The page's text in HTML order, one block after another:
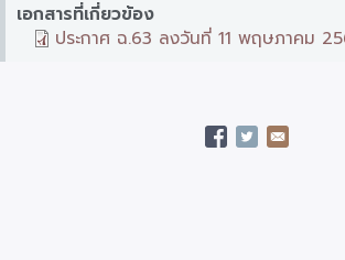
เอกสารที่เกี่ยวข้อง
ประกาศ ฉ.63 ลงวันที่ 11 พฤษภาคม